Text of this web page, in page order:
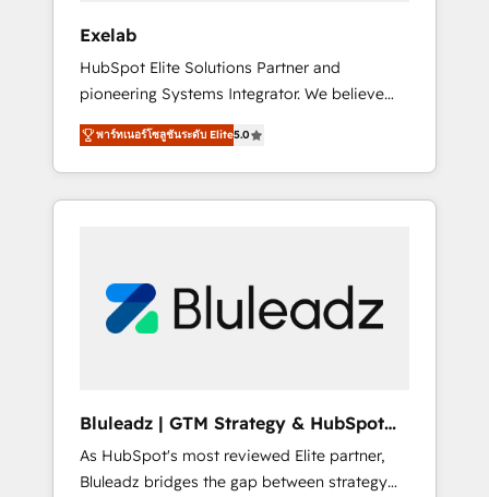
operators need as their systems, data, and
processes evolve. Since 2014, we’ve
supported 1,400+ clients across a wide range
of industries, including healthcare, software,
B2B services, manufacturing, financial
services and more. Whether clients are new
to HubSpot or expanding into more
long-term value and a consistently strong
client experience.
Exelab
HubSpot Elite Solutions Partner and
pioneering Systems Integrator. We believe
technology should serve business strategy,
not the other way around. Every engagement
begins with clear objectives, customer
journey mapping, and measurable KPIs. Only
Connectors, workflows, and data
architectures that make HubSpot the
HubSpot beyond standard configurations. -
AI-FIRST- AI across customer-facing
operations to accelerate decisions,
พาร์ทเนอร์โซลูชันระดับ Elite5.0
Bluleadz | GTM Strategy & HubSpot
Implementation
As HubSpot's most reviewed Elite partner,
Bluleadz bridges the gap between strategy